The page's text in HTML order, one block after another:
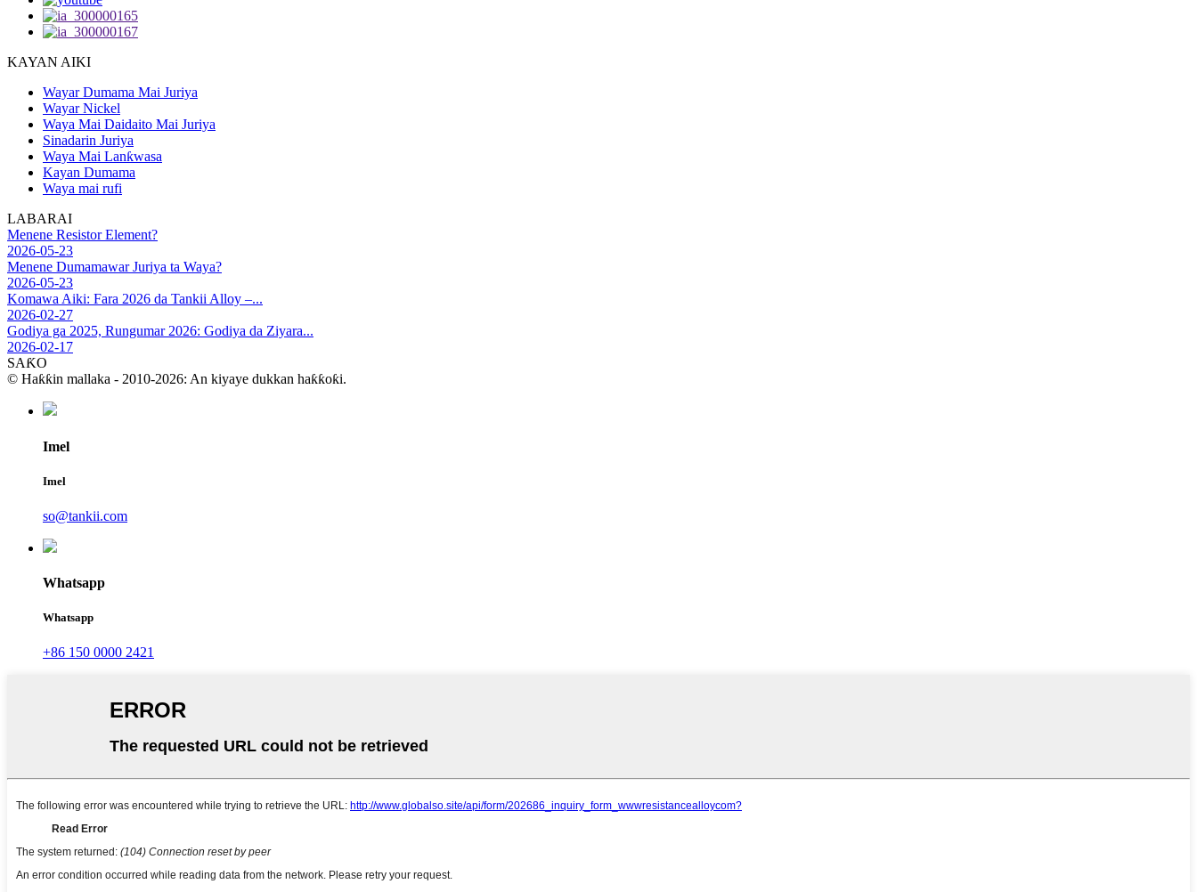
KAYAN AIKI
Wayar Dumama Mai Juriya
Wayar Nickel
Waya Mai Daidaito Mai Juriya
Sinadarin Juriya
Waya Mai Lanƙwasa
Kayan Dumama
Waya mai rufi
LABARAI
Menene Resistor Element?
2026-05-23
Menene Dumamawar Juriya ta Waya?
2026-05-23
Komawa Aiki: Fara 2026 da Tankii Alloy –...
2026-02-27
Godiya ga 2025, Rungumar 2026: Godiya da Ziyara...
2026-02-17
SAƘO
© Haƙƙin mallaka - 2010-2026: An kiyaye dukkan haƙƙoƙi.
Imel
Imel
so@tankii.com
Whatsapp
Whatsapp
+86 150 0000 2421